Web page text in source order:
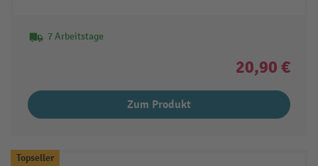
7 Arbeitstage
20,90 €
Zum Produkt
Topseller